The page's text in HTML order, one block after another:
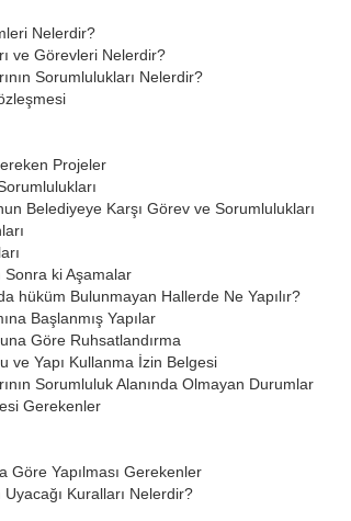
Nelerdir?
ve Görevleri Nelerdir?
Sorumlulukları Nelerdir?
Projeler
Belediyeye Karşı Görev ve Sorumlulukları
Sonra ki Aşamalar
hüküm Bulunmayan Hallerde Ne Yapılır?
Başlanmış Yapılar
Göre Ruhsatlandırma
ve Yapı Kullanma İzin Belgesi
Sorumluluk Alanında Olmayan Durumlar
Gerekenler
Göre Yapılması Gerekenler
Uyacağı Kuralları Nelerdir?